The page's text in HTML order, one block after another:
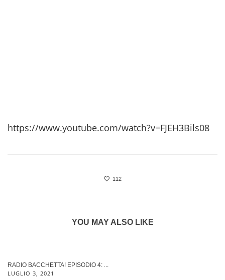
https://www.youtube.com/watch?v=FJEH3Bils08
112
YOU MAY ALSO LIKE
RADIO BACCHETTA! EPISODIO 4: ...
LUGLIO 3, 2021